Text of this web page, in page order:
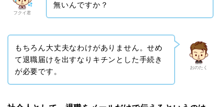
フクイ君
無いんですか？
おのたく
もちろん大丈夫なわけがありません。せめ
て退職届けを出すなりキチンとした手続き
が必要です。